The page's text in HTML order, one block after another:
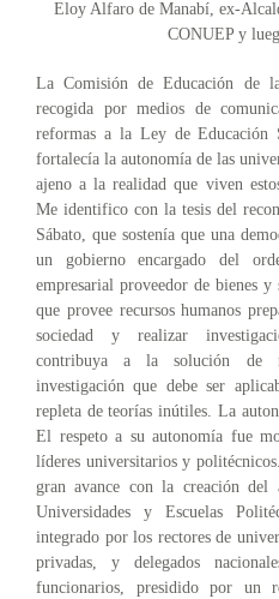
Eloy Alfaro de Manabí, ex-
CONUEP y
La Comisión de Educación de
recogida por medios de
reformas a la Ley de Educación
fortalecía la autonomía de las
ajeno a la realidad que viven
Me identifico con la tesis del
Sábato, que sostenía que una
un gobierno encargado del
empresarial proveedor de bienes
que provee recursos humanos
sociedad y realizar
contribuya a la solución de
investigación que debe ser
repleta de teorías inútiles. La
El respeto a su autonomía fue
líderes universitarios y
gran avance con la creación del
Universidades y Escuelas
integrado por los rectores de
privadas, y delegados
funcionarios, presidido por un